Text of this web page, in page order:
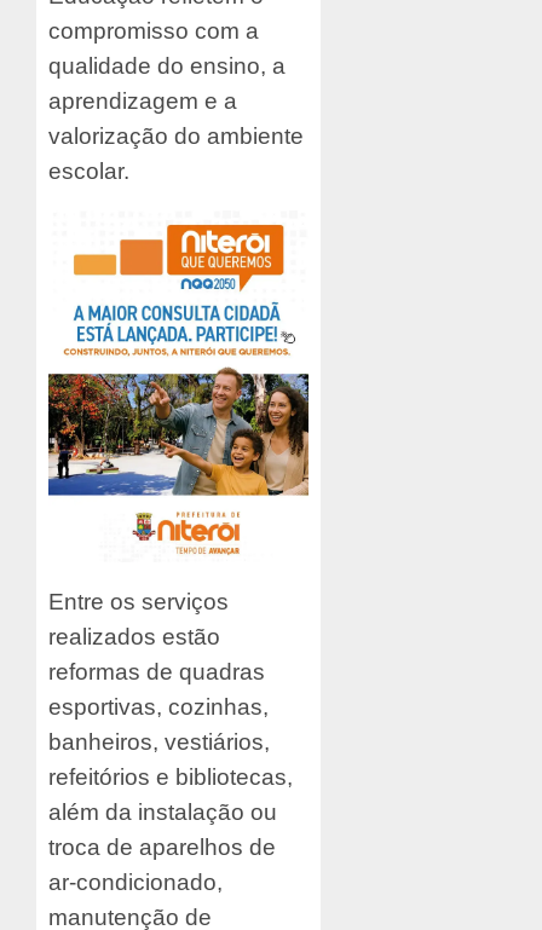
compromisso com a
qualidade do ensino, a
aprendizagem e a
valorização do ambiente
escolar.
Entre os serviços
realizados estão
reformas de quadras
esportivas, cozinhas,
banheiros, vestiários,
refeitórios e bibliotecas,
além da instalação ou
troca de aparelhos de
ar-condicionado,
manutenção de